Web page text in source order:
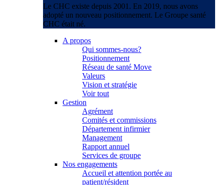
Le CHC existe depuis 2001. En 2019, nous avons
adopté un nouveau positionnement. Le Groupe santé
CHC était né.
A propos
Qui sommes-nous?
Positionnement
Réseau de santé Move
Valeurs
Vision et stratégie
Voir tout
Gestion
Agrément
Comités et commissions
Département infirmier
Management
Rapport annuel
Services de groupe
Nos engagements
Accueil et attention portée au
patient/résident